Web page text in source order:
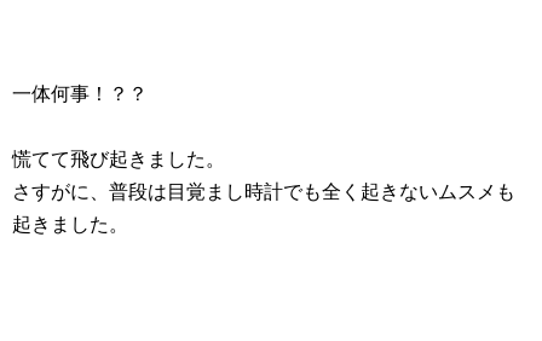
一体何事！？？
慌てて飛び起きました。
さすがに、普段は目覚まし時計でも全く起きないムスメも
起きました。